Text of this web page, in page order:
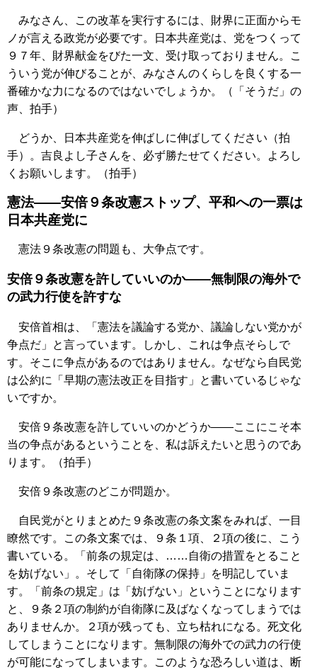
みなさん、この改革を実行するには、財界に正面からモ
ノが言える政党が必要です。日本共産党は、党をつくって
９７年、財界献金をびた一文、受け取っておりません。こ
ういう党が伸びることが、みなさんのくらしを良くする一
番確かな力になるのではないでしょうか。（「そうだ」の
声、拍手）
どうか、日本共産党を伸ばしに伸ばしてください（拍
手）。吉良よし子さんを、必ず勝たせてください。よろし
くお願いします。（拍手）
憲法――安倍９条改憲ストップ、平和への一票は
日本共産党に
憲法９条改憲の問題も、大争点です。
安倍９条改憲を許していいのか――無制限の海外で
の武力行使を許すな
安倍首相は、「憲法を議論する党か、議論しない党かが
争点だ」と言っています。しかし、これは争点そらしで
す。そこに争点があるのではありません。なぜなら自民党
は公約に「早期の憲法改正を目指す」と書いているじゃな
いですか。
安倍９条改憲を許していいのかどうか――ここにこそ本
当の争点があるということを、私は訴えたいと思うのであ
ります。（拍手）
安倍９条改憲のどこが問題か。
自民党がとりまとめた９条改憲の条文案をみれば、一目
瞭然です。この条文案では、９条１項、２項の後に、こう
書いている。「前条の規定は、……自衛の措置をとること
を妨げない」。そして「自衛隊の保持」を明記していま
す。「前条の規定」は「妨げない」ということになります
と、９条２項の制約が自衛隊に及ばなくなってしまうでは
ありませんか。２項が残っても、立ち枯れになる。死文化
してしまうことになります。無制限の海外での武力の行使
が可能になってしまいます。このような恐ろしい道は、断